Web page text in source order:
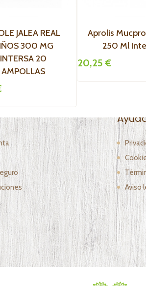
JALEA REAL
300 MG
INTERSA 20
AMPOLLAS
Aprolis
250 Ml
20,25 €
Aviso